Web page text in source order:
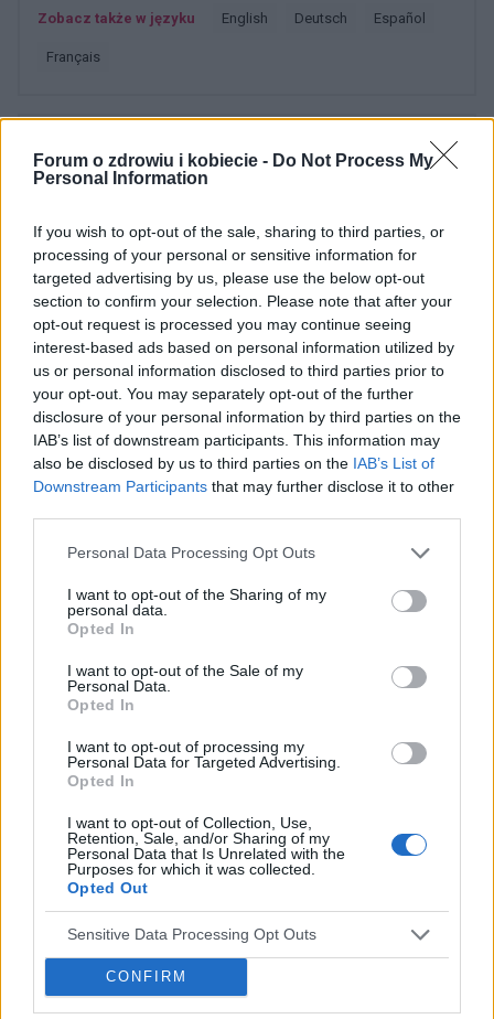
Forum o zdrowiu i kobiecie - Do Not Process My
Personal Information
If you wish to opt-out of the sale, sharing to third parties, or
processing of your personal or sensitive information for
targeted advertising by us, please use the below opt-out
section to confirm your selection. Please note that after your
opt-out request is processed you may continue seeing
interest-based ads based on personal information utilized by
us or personal information disclosed to third parties prior to
your opt-out. You may separately opt-out of the further
disclosure of your personal information by third parties on the
IAB’s list of downstream participants. This information may
also be disclosed by us to third parties on the IAB’s List of
Downstream Participants that may further disclose it to other
Personal Data Processing Opt Outs
I want to opt-out of the Sharing of my
personal data.
Opted In
I want to opt-out of the Sale of my
Personal Data.
Opted In
I want to opt-out of processing my
Personal Data for Targeted Advertising.
Opted In
I want to opt-out of Collection, Use,
Retention, Sale, and/or Sharing of my
Personal Data that Is Unrelated with the
Purposes for which it was collected.
Opted Out
Sensitive Data Processing Opt Outs
CONFIRM
Zobacz także w języku english deutsch español
français
edukacyjno-informacyjny. Wydawca i redakcja serwisu nie ponosi
odpowiedzialności za efekty ich zastosowania. Przed
bezwzględnie skonsultować się z lekarzem.
POWIĄZANE DYSKUSJE NA FORUM Z
KATEGORII STYL ŻYCIA
gość
Forum:Moda i styl życia
Stylo czarna, damska bluzka?
Widziałyście albo może kupiłyście sobie jakąś fajną,
mogę a bardzo takiej potrzebuje :(
poison_ivy
Forum:
Gdzie najchętniej kupujecie ubrania?
handy/outlety czy np. kupowanie przez internet? Macie
jakieś ulubione marki czy wybieracie ciuchy które wam
się podobają bez względu na metkę?
gość
Forum:Moda i styl życia